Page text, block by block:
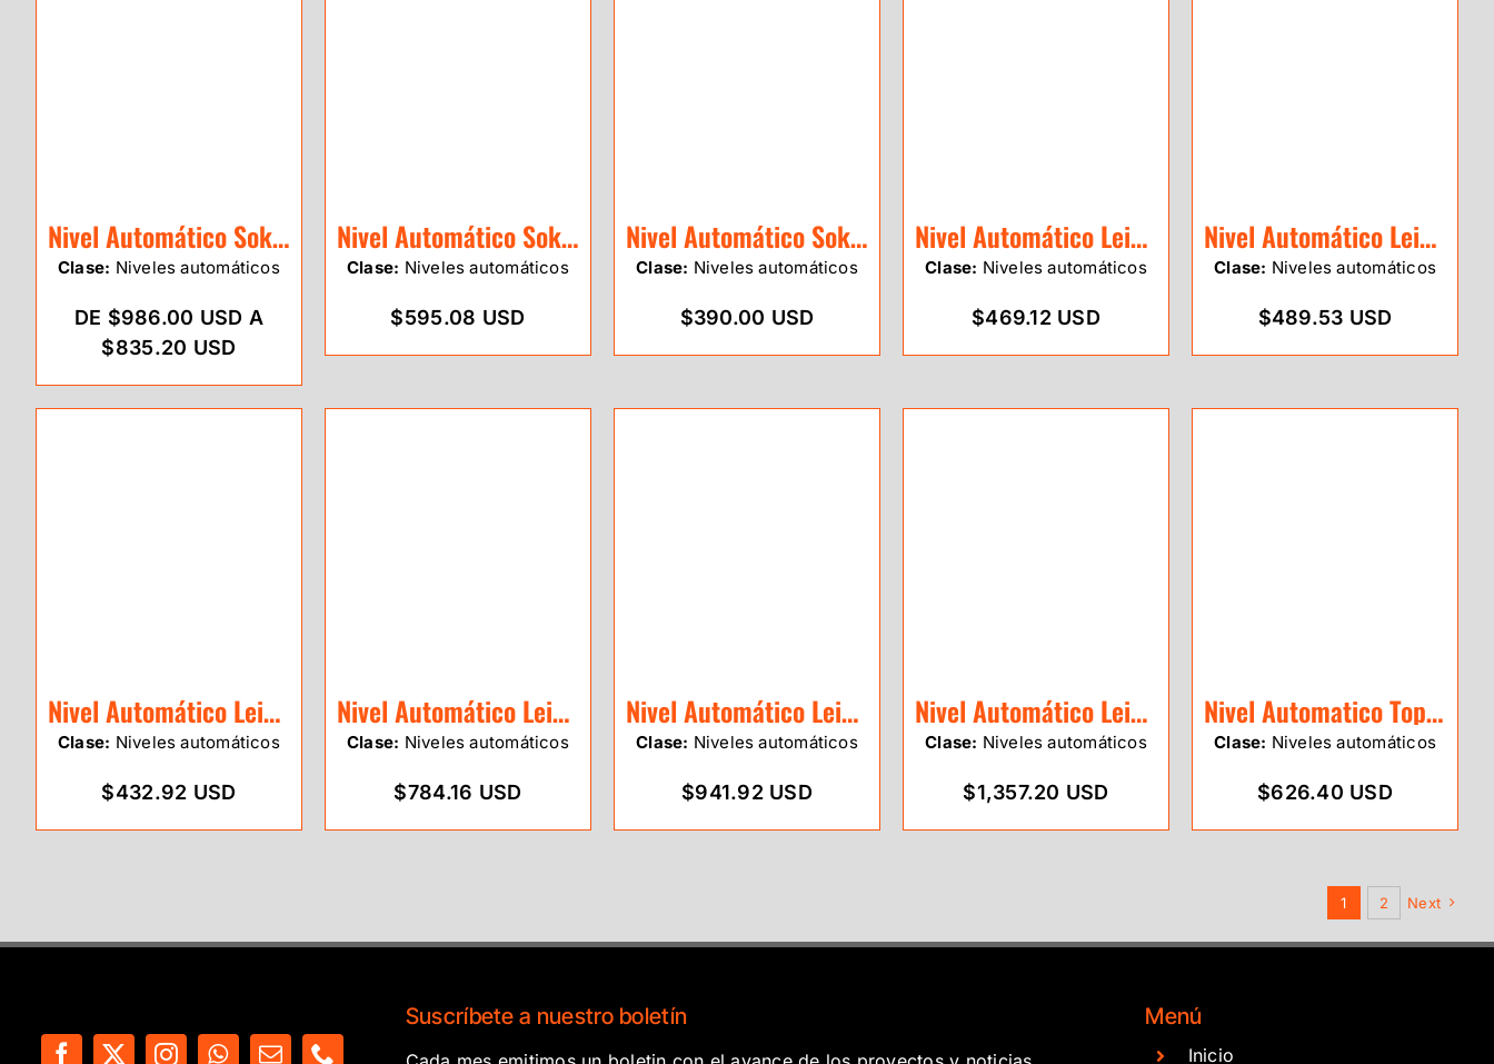
Nivel Automático Sokkia B20 32X
Clase: Niveles automáticos
DE $986.00 USD A
$835.20 USD
Nivel Automático Sokkia B30A 28X
Clase: Niveles automáticos
$595.08 USD
Nivel Automático Sokkia B40A 24X
Clase: Niveles automáticos
$390.00 USD
Nivel Automático Leica NA320
Clase: Niveles automáticos
$469.12 USD
Nivel Automático Leica NA324
Clase: Niveles automáticos
$489.53 USD
Nivel Automático Leica NA332
Clase: Niveles automáticos
$432.92 USD
Nivel Automático Leica 720
Clase: Niveles automáticos
$784.16 USD
Nivel Automático Leica NA724
Clase: Niveles automáticos
$941.92 USD
Nivel Automático Leica NA730 PLUS 30X
Clase: Niveles automáticos
$1,357.20 USD
Nivel Automatico Topcon ATB3
Clase: Niveles automáticos
$626.40 USD
1 2 Next
Suscríbete a nuestro boletín Menú
Inicio